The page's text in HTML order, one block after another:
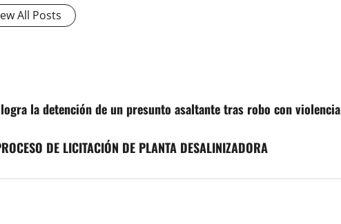
All Posts
la detención de un presunto asaltante tras robo con violencia
DE LICITACIÓN DE PLANTA DESALINIZADORA